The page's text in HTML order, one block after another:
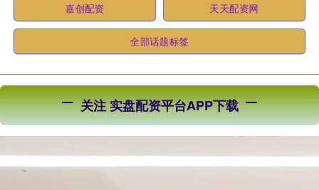
嘉创配资 天天配资网
全部话题标签
关注 实盘配资平台APP下载